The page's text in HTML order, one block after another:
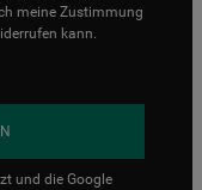
meine Zustimmung
kann.
und die Google